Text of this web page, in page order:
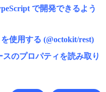
で開発できるよう
使用する (@octokit/rest)
のプロパティを読み取り